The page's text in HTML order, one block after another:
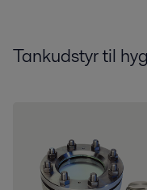
Tankudstyr til